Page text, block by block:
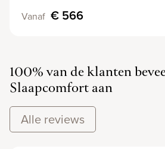
Vanaf € 566
100% van de klanten
Slaapcomfort aan
Alle reviews